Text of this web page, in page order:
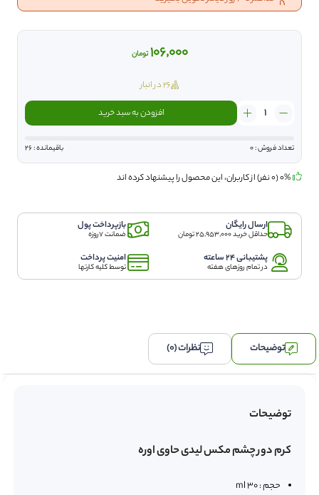
106,000 تومان
26 در انبار
مکس
لیدی
مدل
30
میلی
لیتر
عدد
افزودن به سبد خرید
تعداد فروش : 0 باقیمانده : 26
ارسال رایگان
حداقل خرید 25,953,000 تومان
بازپرداخت پول
ضمانت 7روزه
پشتیبانی 24 ساعته
در تمام روزهای هفته
امنیت پرداخت
توسط کلیه کارتها
توضیحات نظرات (0)
توضیحات
کرم دور چشم مکس لیدی حاوی اوره
حجم : 30 ml